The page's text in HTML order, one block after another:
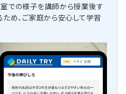
での様子を講師から授業後す
ため、ご家庭から安心して学習